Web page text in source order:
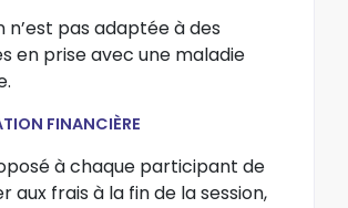
n’est pas adaptée à des
en prise avec une maladie
FINANCIÈRE
à chaque participant de
aux frais à la fin de la session,